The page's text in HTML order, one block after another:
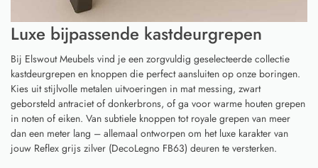
Luxe bijpassende kastdeurgrepen
Bij Elswout Meubels vind je een zorgvuldig geselecteerde collectie
kastdeurgrepen en knoppen die perfect aansluiten op onze boringen.
Kies uit stijlvolle metalen uitvoeringen in mat messing, zwart
geborsteld antraciet of donkerbrons, of ga voor warme houten grepen
in noten of eiken. Van subtiele knoppen tot royale grepen van meer
dan een meter lang – allemaal ontworpen om het luxe karakter van
jouw Reflex grijs zilver (DecoLegno FB63) deuren te versterken.